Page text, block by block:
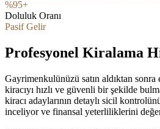
%95+
Doluluk Oranı
Pasif Gelir
Profesyonel Kiralama
Gayrimenkulünüzü satın aldıktan
kiracıyı hızlı ve güvenli bir şekilde
kiracı adaylarının detaylı sicil
inceliyor ve finansal yeterliliklerini